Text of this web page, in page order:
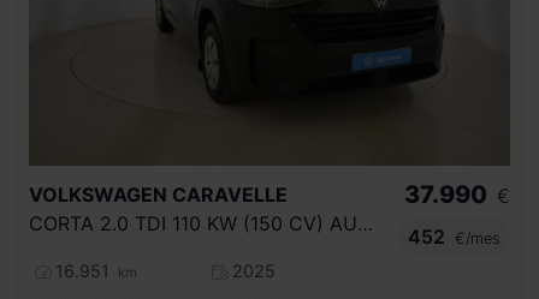
VOLKSWAGEN CARAVELLE
CORTA 2.0 TDI 110 KW (150 CV) AUT 8 VEL
16.951 km
2025
37.990 €
452
€/mes